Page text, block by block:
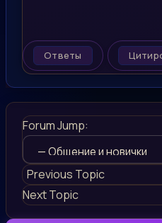
Ответы
Forum Jump:
Previous Topic
Next Topic